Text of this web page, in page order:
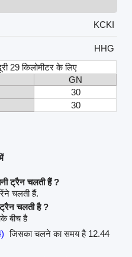
KCKI
HHG
29 किलोमीटर के लिए
GN
30
30
ट्रैन चलती हैं ?
चलती हैं.
चलती है ?
बीच है
जिसका चलने का समय है 12.44